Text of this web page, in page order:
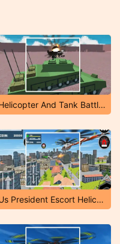
Helicopter And Tank Battle Desert
Us President Escort Helicopter Parking